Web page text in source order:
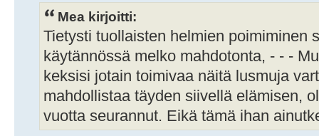
Mea kirjoitti:
Tietysti tuollaisten helmien poimiminen
käytännössä melko mahdotonta, - - -
keksisi jotain toimivaa näitä lusmuja
mahdollistaa täyden siivellä elämisen,
vuotta seurannut. Eikä tämä ihan